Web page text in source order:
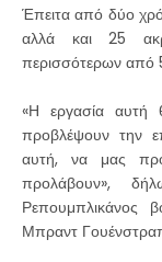
Έπειτα από δύο
αλλά και 25
περισσότερων από
«Η εργασία αυτή
προβλέψουν την
αυτή, να μας
προλάβουν»,
Ρεπουμπλικάνος
Μπραντ